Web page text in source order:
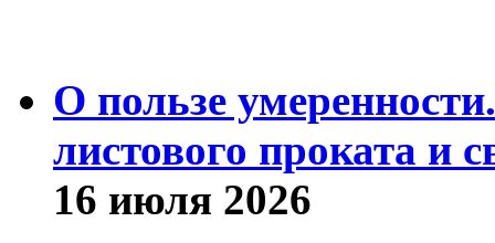
О пользе
листового проката и
16 июля 2026